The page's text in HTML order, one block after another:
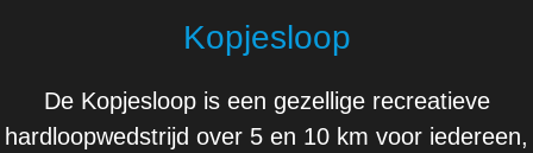
Kopjesloop
De Kopjesloop is een gezellige recreatieve
hardloopwedstrijd over 5 en 10 km voor iedereen,